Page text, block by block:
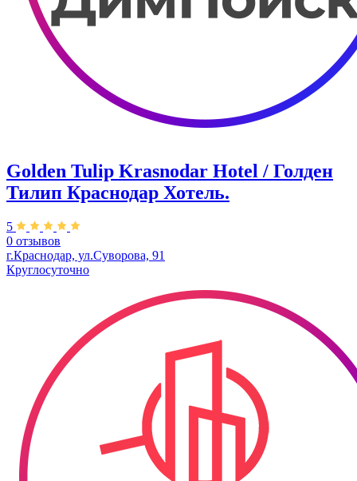
Golden Tulip Krasnodar Hotel / Голден
Тилип Краснодар Хотель.
5
0 отзывов
г.Краснодар, ул.​Суворова, 91
Круглосуточно